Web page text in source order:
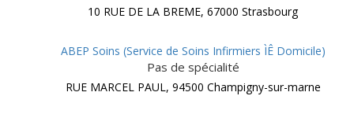
10 RUE DE LA BREME, 67000 Strasbourg
ABEP Soins (Service de Soins Infirmiers ÌÊ Domicile)
Pas de spécialité
RUE MARCEL PAUL, 94500 Champigny-sur-marne